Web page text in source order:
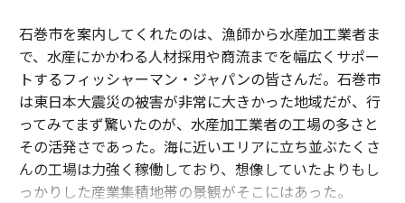
石巻市を案内してくれたのは、漁師から水産加工業者ま
で、水産にかかわる人材採用や商流までを幅広くサポー
トするフィッシャーマン・ジャパンの皆さんだ。石巻市
は東日本大震災の被害が非常に大きかった地域だが、行
ってみてまず驚いたのが、水産加工業者の工場の多さと
その活発さであった。海に近いエリアに立ち並ぶたくさ
んの工場は力強く稼働しており、想像していたよりもし
っかりした産業集積地帯の景観がそこにはあった。